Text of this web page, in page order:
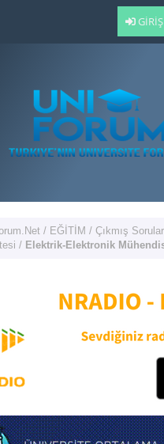
/ EĞİTİM /Çıkmış Sorular
/ Elektrik-Elektronik